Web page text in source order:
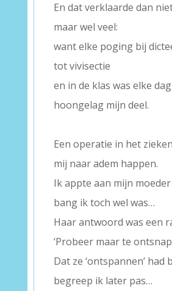
En dat verklaarde dan
maar wel veel:
want elke poging bij
tot vivisectie
en in de klas was elke
hoongelag mijn deel.
Een operatie in het
mij naar adem happen.
Ik appte aan mijn
bang ik toch wel was…
Haar antwoord was een
‘Probeer maar te
Dat ze ‘ontspannen’ had
begreep ik later pas…